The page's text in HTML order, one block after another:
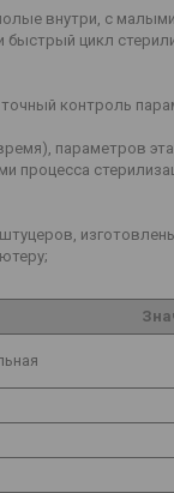
внутри, с
цикл
контроль
параметров
процесса